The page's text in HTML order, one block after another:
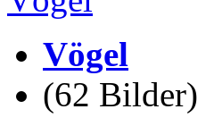
Vögel
(62 Bilder)